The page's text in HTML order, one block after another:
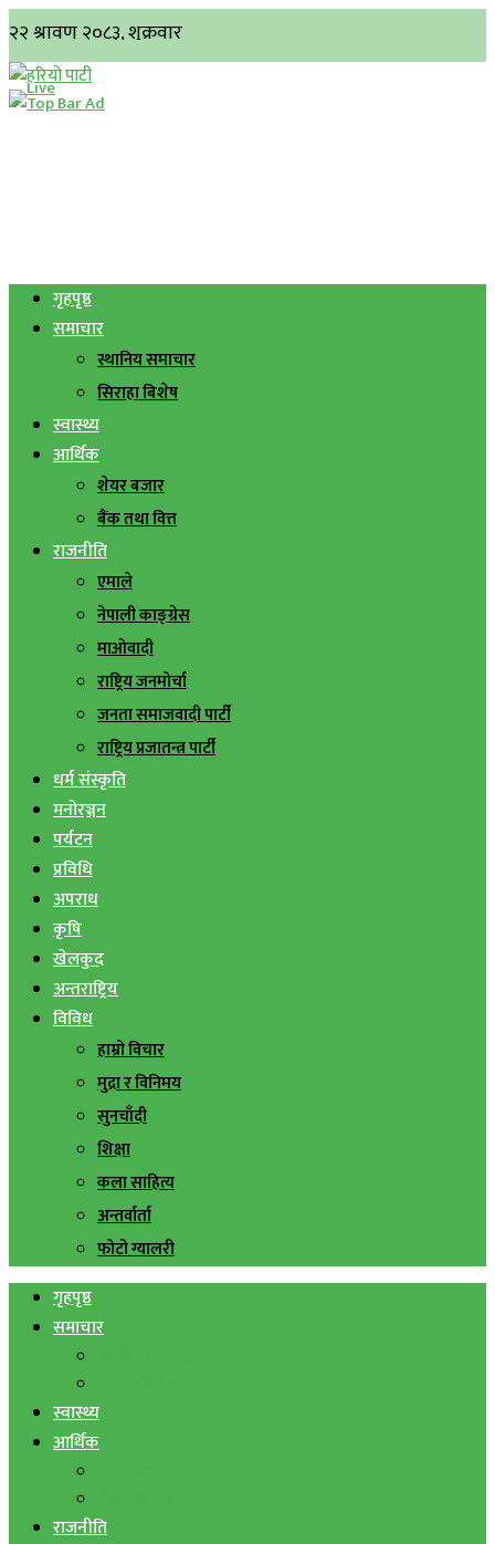
गृहपृष्ठ
समाचार
स्थानिय समाचार
सिराहा बिशेष
स्वास्थ्य
आर्थिक
शेयर बजार
बैंक तथा वित्त
राजनीति
एमाले
नेपाली काङ्ग्रेस
माओवादी
राष्ट्रिय जनमोर्चा
जनता समाजवादी पार्टी
राष्ट्रिय प्रजातन्त्र पार्टी
धर्म संस्कृति
मनोरञ्जन
पर्यटन
प्रविधि
अपराध
कृषि
खेलकुद
अन्तराष्ट्रिय
विविध
हाम्रो विचार
मुद्रा र विनिमय
सुनचाँदी
शिक्षा
कला साहित्य
अन्तर्वार्ता
फोटो ग्यालरी
गृहपृष्ठ
समाचार
स्वास्थ्य
आर्थिक
राजनीति